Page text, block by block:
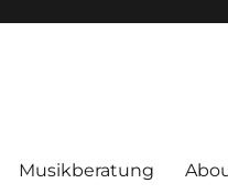
Musikberatung